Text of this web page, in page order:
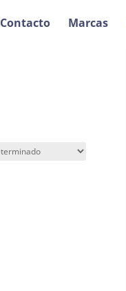
Contacto Marcas